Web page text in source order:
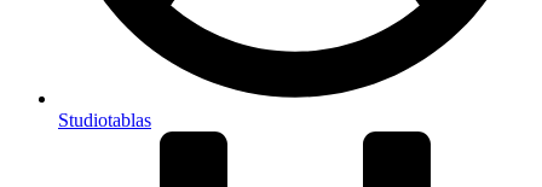
Studiotablas